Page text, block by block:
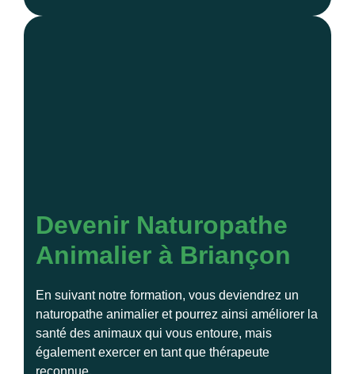
Devenir Naturopathe
Animalier à Briançon
En suivant notre formation, vous deviendrez un
naturopathe animalier et pourrez ainsi améliorer la
santé des animaux qui vous entoure, mais
également exercer en tant que thérapeute
reconnue.